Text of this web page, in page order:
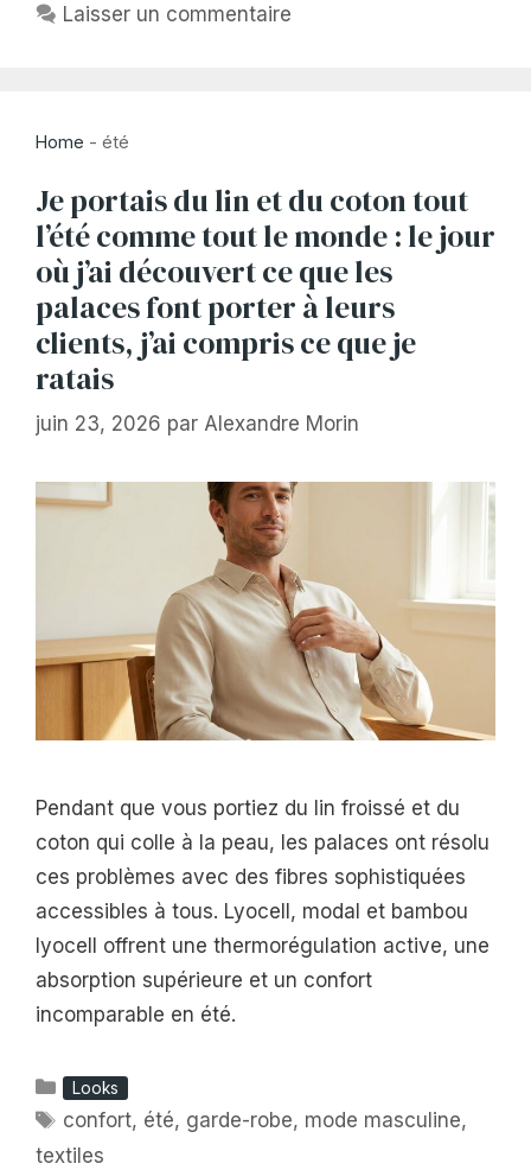
Laisser un commentaire
Home - été
Je portais du lin et du coton tout
l’été comme tout le monde : le jour
où j’ai découvert ce que les
palaces font porter à leurs
clients, j’ai compris ce que je
ratais
juin 23, 2026 par Alexandre Morin
Pendant que vous portiez du lin froissé et du
coton qui colle à la peau, les palaces ont résolu
ces problèmes avec des fibres sophistiquées
accessibles à tous. Lyocell, modal et bambou
lyocell offrent une thermorégulation active, une
absorption supérieure et un confort
incomparable en été.
Catégories
Looks
Étiquettes
confort, été, garde-robe, mode masculine,
textiles